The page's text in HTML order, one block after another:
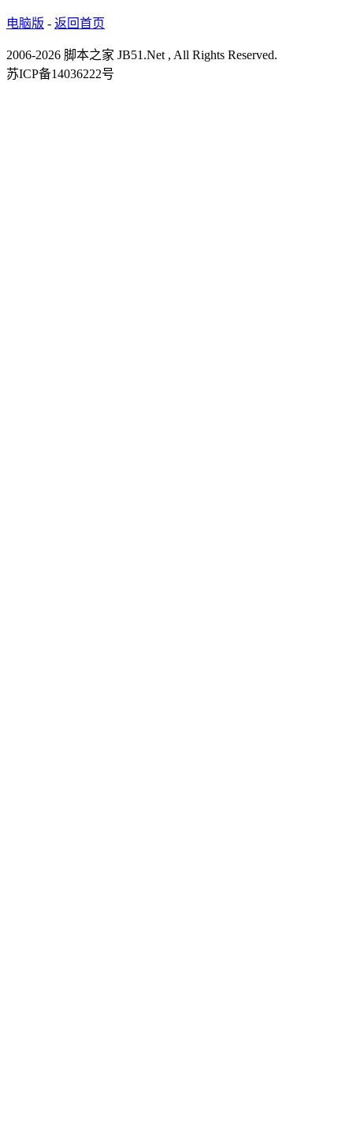
电脑版 - 返回首页
2006-2026 脚本之家 JB51.Net , All Rights Reserved.
苏ICP备14036222号